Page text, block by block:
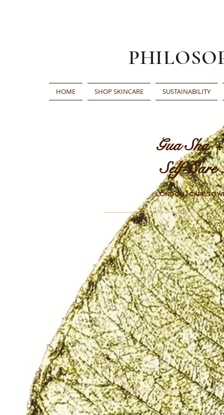
HOME SHOP SKINCARE SUSTAINABILITY
Gua Sha +
Self-Care
LONDON | CAPE